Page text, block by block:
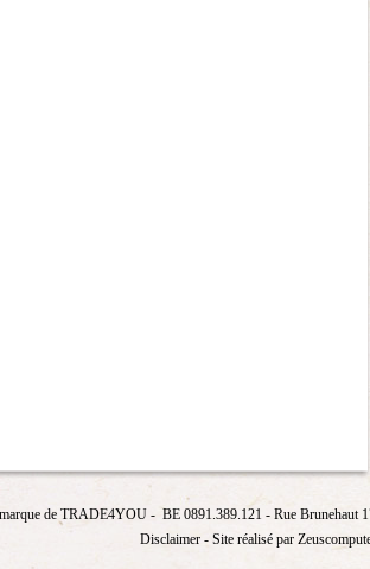
de TRADE4YOU- BE 0891.389.121 - Rue Brunehaut
Disclaimer- Site réalisé par